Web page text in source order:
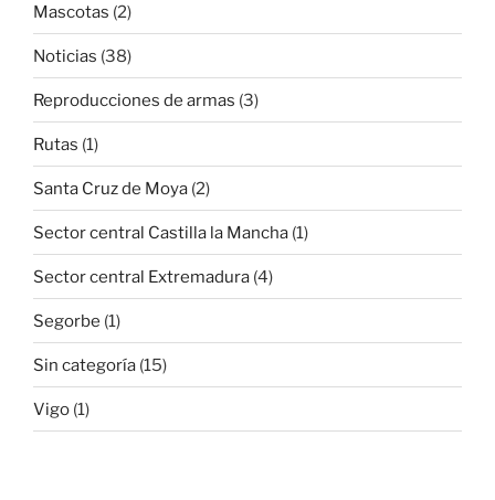
Mascotas (2)
Noticias (38)
Reproducciones de armas (3)
Rutas (1)
Santa Cruz de Moya (2)
Sector central Castilla la Mancha (1)
Sector central Extremadura (4)
Segorbe (1)
Sin categoría (15)
Vigo (1)